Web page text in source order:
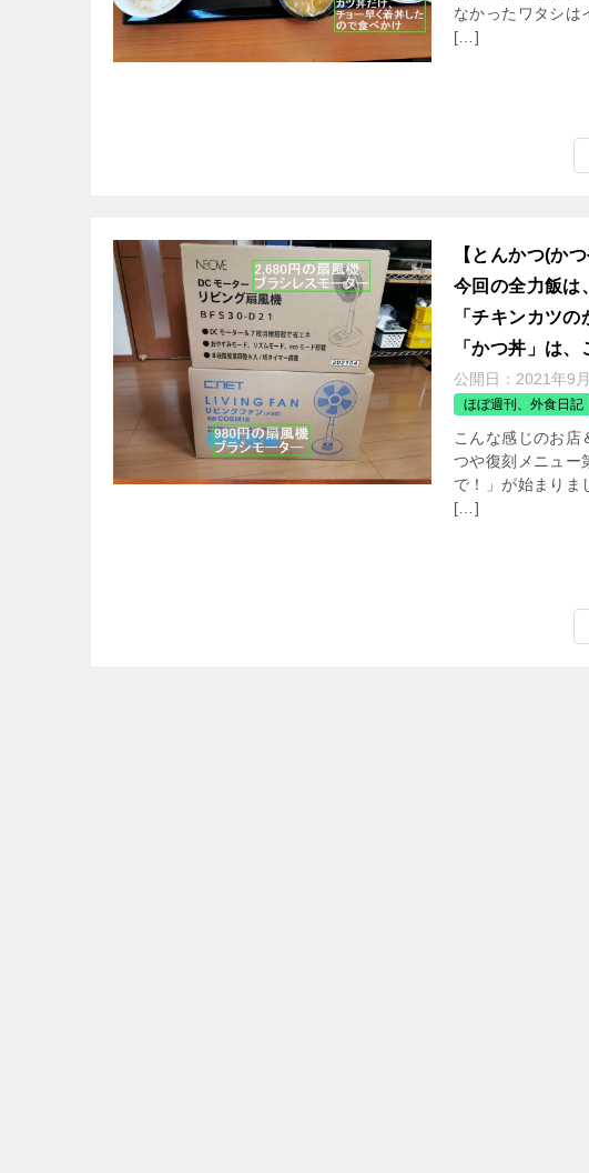
なかったワタシは
[…]
【とんかつ(か
今回の全力飯は
「チキンカツ
「かつ丼」は
公開日： 2021年9
ほぼ週刊、外食日記
こんな感じのお
つや復刻メニュー
で！」が始まりま
[…]